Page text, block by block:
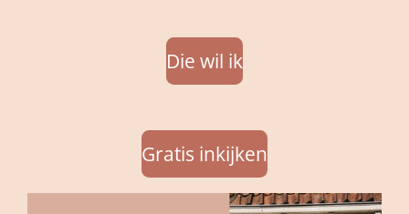
Die wil ik
Gratis inkijken